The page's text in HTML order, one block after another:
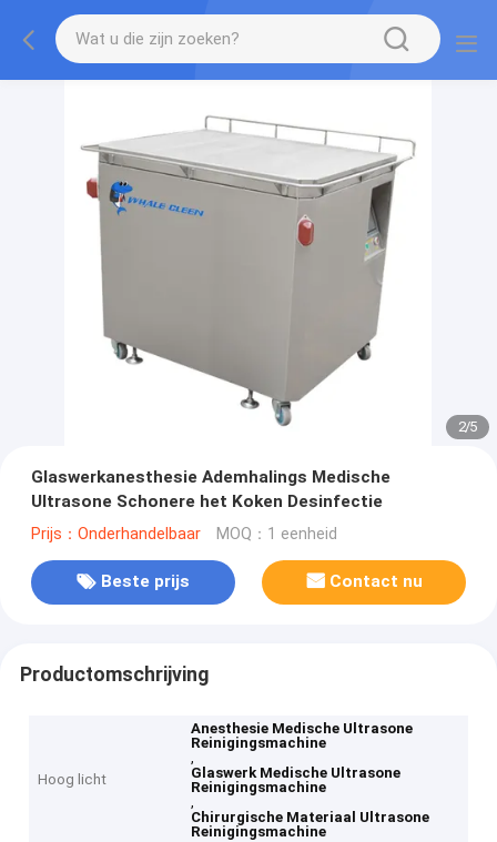
2/5
Glaswerkanesthesie Ademhalings Medische
Ultrasone Schonere het Koken Desinfectie
Prijs：Onderhandelbaar MOQ：1 eenheid
Beste prijs Contact nu
Productomschrijving
Hoog licht
Anesthesie Medische Ultrasone
Reinigingsmachine
,
Glaswerk Medische Ultrasone
Reinigingsmachine
,
Chirurgische Materiaal Ultrasone
Reinigingsmachine